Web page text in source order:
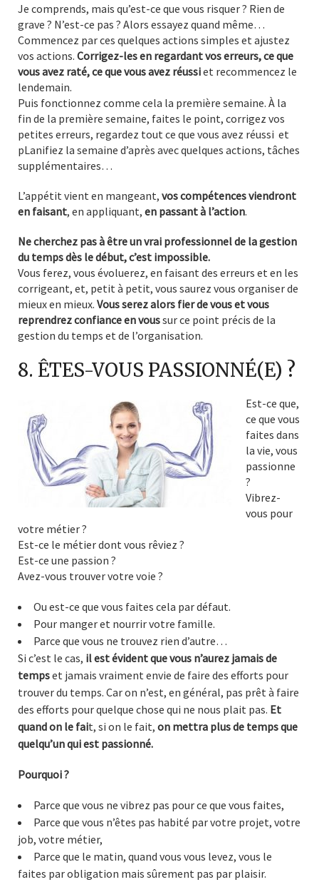
Je comprends, mais qu’est-ce que vous risquer ? Rien de
grave ? N’est-ce pas ? Alors essayez quand même…
Commencez par ces quelques actions simples et ajustez
vos actions. Corrigez-les en regardant vos erreurs, ce que
vous avez raté, ce que vous avez réussiet recommencez le
lendemain.
Puis fonctionnez comme cela la première semaine. À la
fin de la première semaine, faites le point, corrigez vos
petites erreurs, regardez tout ce que vous avez réussi et
pLanifiez la semaine d’après avec quelques actions, tâches
supplémentaires…
L’appétit vient en mangeant, vos compétences viendront
en faisant, en appliquant, en passant à l’action.
Ne cherchez pas à être un vrai professionnel de la gestion
du temps dès le début, c’est impossible.
Vous ferez, vous évoluerez, en faisant des erreurs et en les
corrigeant, et, petit à petit, vous saurez vous organiser de
mieux en mieux. Vous serez alors fier de vous et vous
reprendrez confiance en voussur ce point précis de la
gestion du temps et de l’organisation.
8. ÊTES-VOUS PASSIONNÉ(E) ?
Est-ce que,
ce que vous
faites dans
la vie, vous
passionne
?
Vibrez-
vous pour
votre métier ?
Est-ce le métier dont vous rêviez ?
Est-ce une passion ?
Avez-vous trouver votre voie ?
Ou est-ce que vous faites cela par défaut.
Pour manger et nourrir votre famille.
Parce que vous ne trouvez rien d’autre…
Si c’est le cas, il est évident que vous n’aurez jamais de
tempset jamais vraiment envie de faire des efforts pour
trouver du temps. Car on n’est, en général, pas prêt à faire
des efforts pour quelque chose qui ne nous plait pas. Et
quand on le fait, si on le fait, on mettra plus de temps que
quelqu’un qui est passionné.
Pourquoi ?
Parce que vous ne vibrez pas pour ce que vous faites,
Parce que vous n’êtes pas habité par votre projet, votre
job, votre métier,
Parce que le matin, quand vous vous levez, vous le
faites par obligation mais sûrement pas par plaisir.